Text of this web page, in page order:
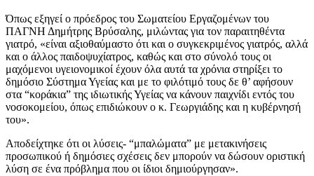
Όπως εξηγεί ο πρόεδρος του Σωματείου Εργαζομένων του
ΠΑΓΝΗ Δημήτρης Βρύσαλης, μιλώντας για τον παραιτηθέντα
γιατρό, «είναι αξιοθαύμαστο ότι και ο συγκεκριμένος γιατρός, αλλά
και ο άλλος παιδοψυχίατρος, καθώς και στο σύνολό τους οι
μαχόμενοι υγειονομικοί έχουν όλα αυτά τα χρόνια στηρίξει το
δημόσιο Σύστημα Υγείας και με το φιλότιμό τους δε θ’ αφήσουν
στα “κοράκια” της ιδιωτικής Υγείας να κάνουν παιχνίδι εντός του
νοσοκομείου, όπως επιδιώκουν ο κ. Γεωργιάδης και η κυβέρνησή
του».
Αποδείχτηκε ότι οι λύσεις- “μπαλώματα” με μετακινήσεις
προσωπικού ή δημόσιες σχέσεις δεν μπορούν να δώσουν οριστική
λύση σε ένα πρόβλημα που οι ίδιοι δημιούργησαν».